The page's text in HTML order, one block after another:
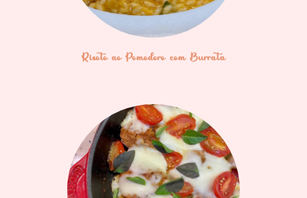
Risoto ao Pomodoro com Burrata